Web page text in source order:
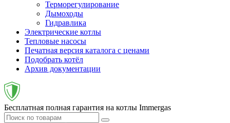
Терморегулирование
Дымоходы
Гидравлика
Электрические котлы
Тепловые насосы
Печатная версия каталога с ценами
Подобрать котёл
Архив документации
Бесплатная полная гарантия на котлы Immergas